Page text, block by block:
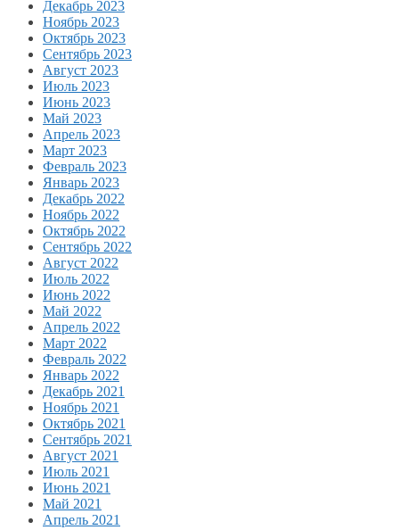
Декабрь 2023
Ноябрь 2023
Октябрь 2023
Сентябрь 2023
Август 2023
Июль 2023
Июнь 2023
Май 2023
Апрель 2023
Март 2023
Февраль 2023
Январь 2023
Декабрь 2022
Ноябрь 2022
Октябрь 2022
Сентябрь 2022
Август 2022
Июль 2022
Июнь 2022
Май 2022
Апрель 2022
Март 2022
Февраль 2022
Январь 2022
Декабрь 2021
Ноябрь 2021
Октябрь 2021
Сентябрь 2021
Август 2021
Июль 2021
Июнь 2021
Май 2021
Апрель 2021